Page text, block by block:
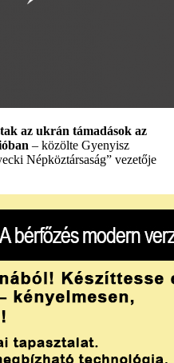
az ukrán támadások az
– közölte Gyenyisz
Népköztársaság” vezetője